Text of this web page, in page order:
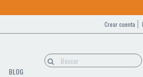
Crear cuenta
BLOG